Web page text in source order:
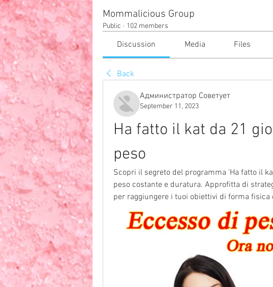
Mommalicious Group
Public · 102 members
Discussion Media Files
Back
Администратор Советует
September 11, 2023
Ha fatto il kat da 21
peso
Scopri il segreto del programma 'Ha fatto il
peso costante e duratura. Approfitta di
per raggiungere i tuoi obiettivi di forma fisica